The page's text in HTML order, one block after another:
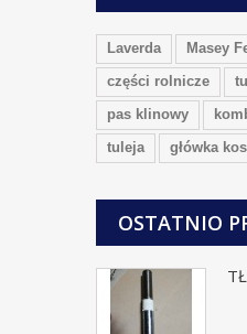
Laverda
Masey
części rolnicze
pas klinowy
tuleja
główka
OSTATNIO